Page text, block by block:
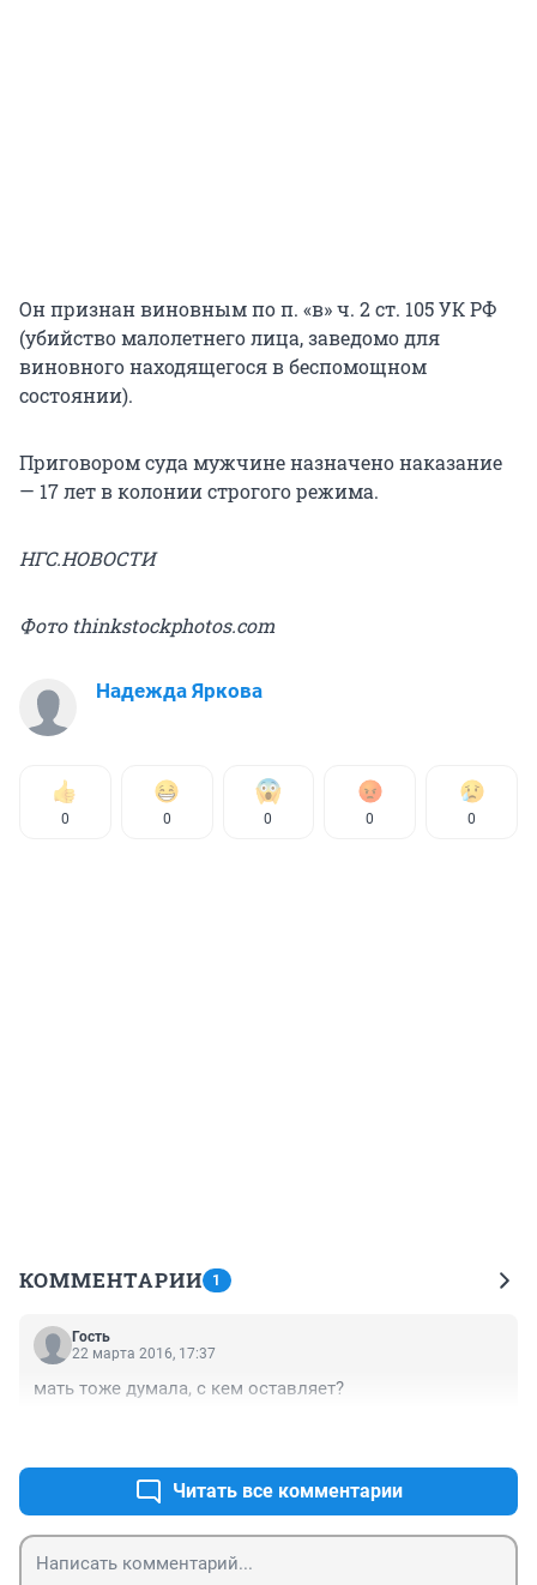
Он признан виновным по п. «в» ч. 2 ст. 105 УК РФ
(убийство малолетнего лица, заведомо для
виновного находящегося в беспомощном
состоянии).
Приговором суда мужчине назначено наказание
— 17 лет в колонии строгого режима.
НГС.НОВОСТИ
Фото thinkstockphotos.com
Надежда Яркова
0 0 0 0 0
КОММЕНТАРИИ 1
Гость
22 марта 2016, 17:37
мать тоже думала, с кем оставляет?
Читать все комментарии